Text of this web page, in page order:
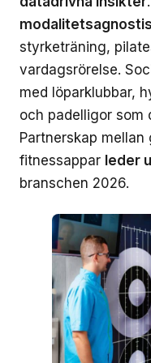
styrketräning,
vardagsrörelse.
med löparklubbar,
och padelligor som
Partnerskap
fitnessappar leder
branschen 2026.